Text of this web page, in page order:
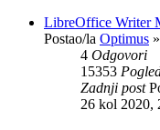
LibreOffice Writer
Postao/la Optimus »
4 Odgovori
15353
Zadnji post
26 kol 2020,